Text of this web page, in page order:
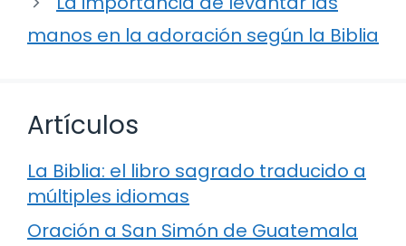
manos en la adoración según la Biblia
Artículos
La Biblia: el libro sagrado traducido a
múltiples idiomas
Oración a San Simón de Guatemala